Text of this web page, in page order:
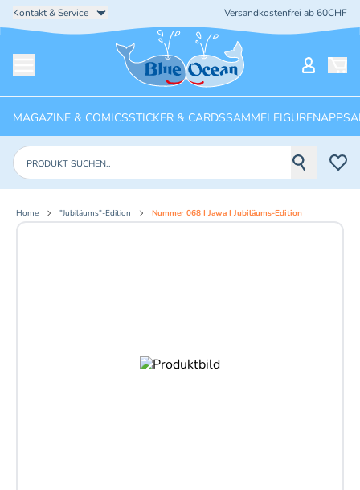
Kontakt & Service Versandkostenfrei ab 60CHF
Startseite
MAGAZINE & COMICSSTICKER & CARDSSAMMELFIGURENAPPS
Produkte suchen
Home "Jubiläums"-Edition Nummer 068 I Jawa I Jubiläums-Edition